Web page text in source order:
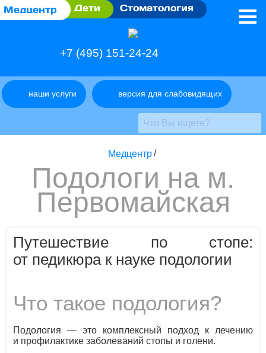
Медцентр Дети Стоматология
+7 (495) 151-24-24
наши услуги версия для слабовидящих
Медцентр/
Подологи на м.
Первомайская
Путешествие по стопе:
от педикюра к науке подологии
Что такое подология?
Подология — это комплексный подход к лечению
и профилактике заболеваний стопы и голени.